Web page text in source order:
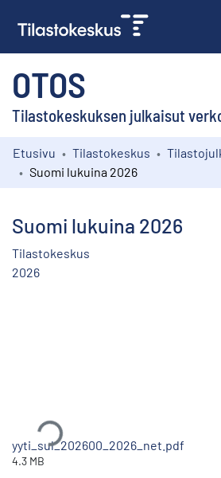
OTOS
Tilastokeskuksen julkaisut
Kokoelmat
Etusivu Tilastokeskus
Suomi lukuina 2026
Suomi lukuina 2026
Tilastokeskus
2026
yyti_sul_202600_2026_net.pdf
4.3 MB